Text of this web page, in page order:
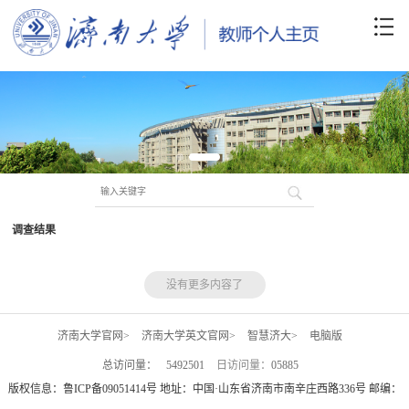
调查结果
没有更多内容了
济南大学官网> 济南大学英文官网> 智慧济大> 电脑版
总访问量： 5492501 日访问量： 05885
版权信息：鲁ICP备09051414号 地址：中国·山东省济南市南辛庄西路336号 邮编：